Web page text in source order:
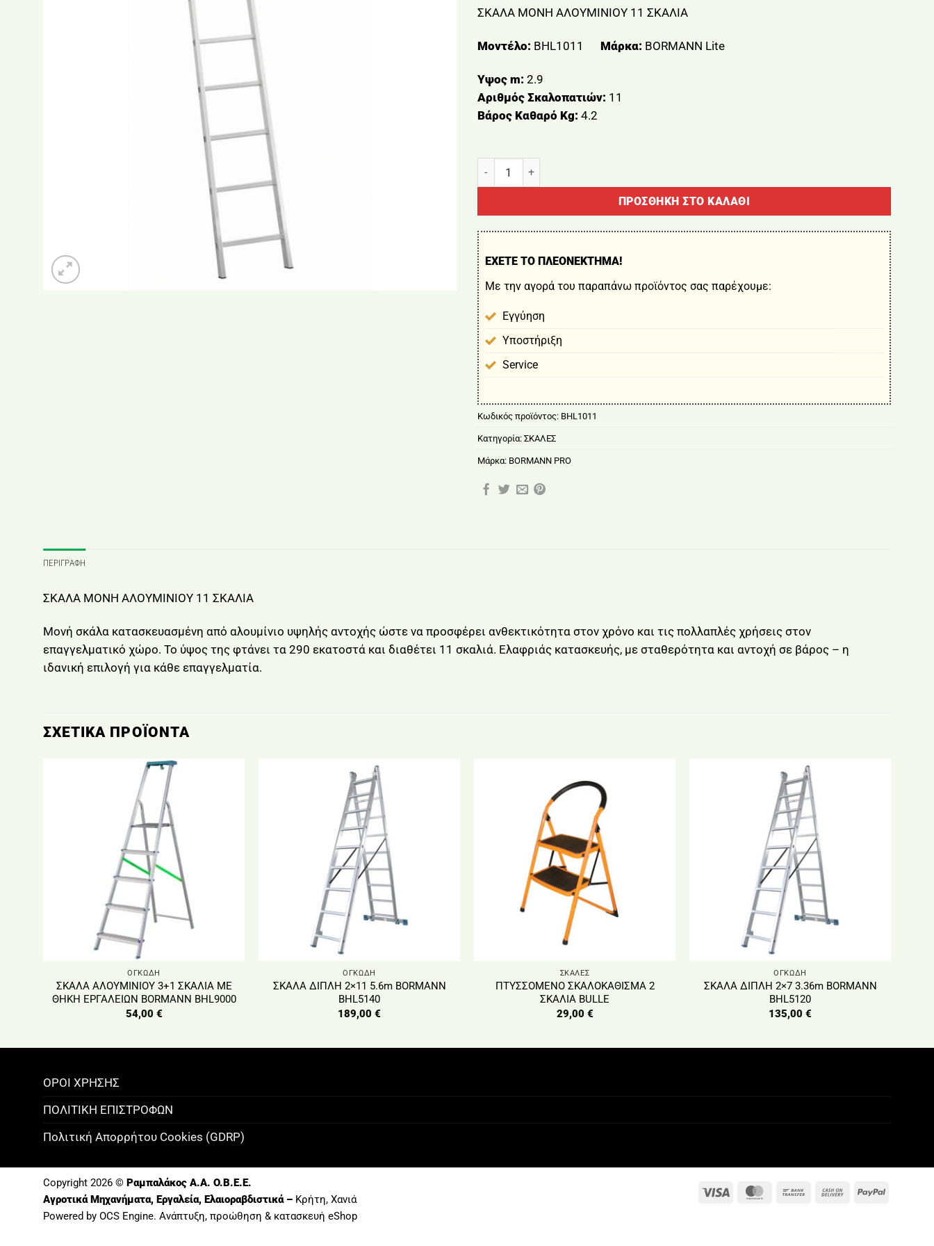
ΣΚΑΛΑ ΜΟΝΗ ΑΛΟΥΜΙΝΙΟΥ 11 ΣΚΑΛΙΑ
Μοντέλο: BHL1011 Μάρκα: BORMANN Lite
Υψος m: 2.9
Αριθμός Σκαλοπατιών: 11
Βάρος Καθαρό Kg: 4.2
ΣΚΑΛΑ ΜΟΝΗ ΑΛΟΥΜΙΝΙΟΥ 11 ΣΚΑΛΙΑ BORMANN BHL1011 ποσότητα
ΠΡΟΣΘΉΚΗ ΣΤΟ ΚΑΛΆΘΙ
ΕΧΕΤΕ ΤΟ ΠΛΕΟΝΕΚΤΗΜΑ!
Με την αγορά του παραπάνω προϊόντος σας παρέχουμε:
Εγγύηση
Υποστήριξη
Service
Κωδικός προϊόντος: BHL1011
Κατηγορία: ΣΚΑΛΕΣ
Μάρκα: BORMANN PRO
ΠΕΡΙΓΡΑΦΉ
ΣΚΑΛΑ ΜΟΝΗ ΑΛΟΥΜΙΝΙΟΥ 11 ΣΚΑΛΙΑ
Μονή σκάλα κατασκευασμένη από αλουμίνιο υψηλής αντοχής ώστε να προσφέρει ανθεκτικότητα στον χρόνο και τις πολλαπλές χρήσεις στον
επαγγελματικό χώρο. Το ύψος της φτάνει τα 290 εκατοστά και διαθέτει 11 σκαλιά. Ελαφριάς κατασκευής, με σταθερότητα και αντοχή σε βάρος – η
ιδανική επιλογή για κάθε επαγγελματία.
ΣΧΕΤΙΚΆ ΠΡΟΪΌΝΤΑ
ΟΓΚΩΔΗ
ΣΚΑΛΑ ΑΛΟΥΜΙΝΙΟΥ 3+1 ΣΚΑΛΙΑ ΜΕ
ΘΗΚΗ ΕΡΓΑΛΕΙΩΝ BORMANN BHL9000
54,00 €
ΟΓΚΩΔΗ
ΣΚΑΛΑ ΔΙΠΛΗ 2×11 5.6m BORMANN
BHL5140
189,00 €
ΣΚΑΛΕΣ
ΠΤΥΣΣΟΜΕΝΟ ΣΚΑΛΟΚΑΘΙΣΜΑ 2
ΣΚΑΛΙΑ BULLE
29,00 €
ΟΓΚΩΔΗ
ΣΚΑΛΑ ΔΙΠΛΗ 2×7 3.36m BORMANN
BHL5120
135,00 €
ΟΡΟΙ ΧΡΗΣΗΣ
ΠΟΛΙΤΙΚΗ ΕΠΙΣΤΡΟΦΩΝ
Πολιτική Απορρήτου Cookies (GDRP)
Visa MasterCardBank
Cash
PayPal
Copyright 2026 © Ραμπαλάκος A.A. O.B.E.E.
Αγροτικά Μηχανήματα, Εργαλεία, Ελαιοραβδιστικά – Κρήτη, Χανιά
Powered by OCS Engine. Ανάπτυξη, προώθηση & κατασκευή eShop